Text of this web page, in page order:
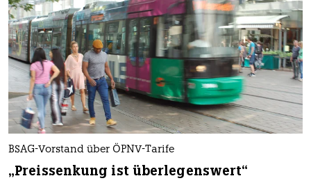
BSAG-Vorstand über ÖPNV-Tarife
„Preissenkung ist überlegenswert“